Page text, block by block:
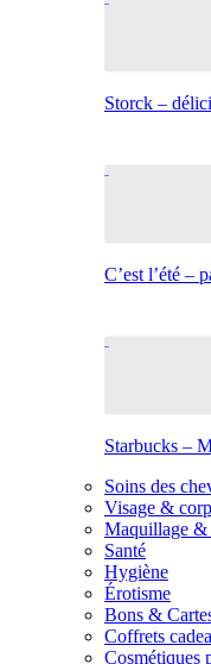
Storck –
C’est l’été –
Starbucks –
Soins des
Visage &
Maquillage &
Santé
Hygiène
Érotisme
Bons &
Coffrets
Cosmétiques